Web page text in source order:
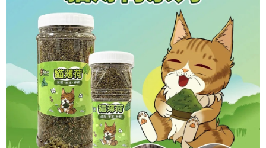
２．便利：只要手機號碼，簡訊認證，即可結帳。
３．安心：先確認商品／服務後，再付款。
【「AFTEE先享後付」結帳流程】
１．於結帳方式選擇「AFTEE先享後付」後，將跳轉至「AFTEE先享後付」
結帳頁面，進行簡訊認證並確認金額後，即可完成結帳。
２．訂單成立數日內，您將收到繳費通知簡訊。
３．收到繳費通知簡訊後14天內，點擊此簡訊中的連結，可透過四大超商／
ATM／網路銀行／等多元方式進行付款，方視為交易完成。
※ 請注意：結帳手續完成當下不需立刻繳費，但若您需要取消訂單，請聯絡
購買商品的店家。未經商家同意取消之訂單仍視為有效，需透過AFTEE先享
後付繳納相關費用。
※ 交易是否成功請以「AFTEE先享後付 」之結帳頁面顯示為準，若有關於
是否繳費成功／繳費後需取消欲退款等相關疑問，請聯繫「AFTEE先享後付
每筆NT$110，滿NT$1,500(含以上)免運費
宅配【偏遠地區-依黑貓物流所公告地區為主】
每筆NT$250